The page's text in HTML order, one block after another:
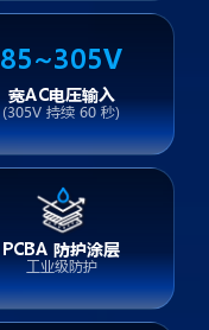
85~305V
宽AC电压输入
(305V 持续 60 秒)
PCBA 防护涂层
工业级防护